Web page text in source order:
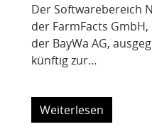
Der Softwarebereich
der FarmFacts
der BayWa AG,
künftig zur…
Weiterlesen